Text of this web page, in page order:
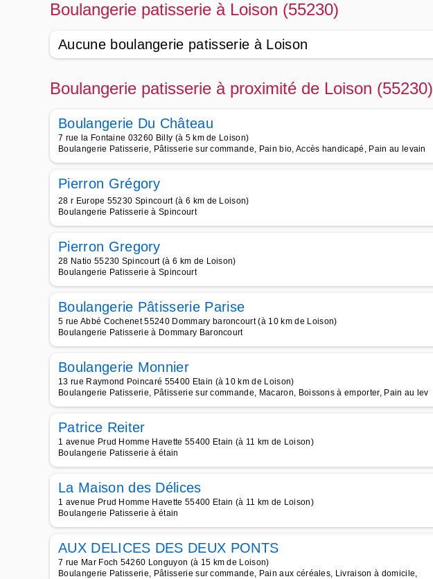
Boulangerie patisserie à Loison (55230)
Aucune boulangerie patisserie à Loison
Boulangerie patisserie à proximité de Loison (55230)
Boulangerie Du Château
7 rue la Fontaine 03260 Billy (à 5 km de Loison)
Boulangerie Patisserie, Pâtisserie sur commande, Pain bio, Accès handicapé, Pain au levain
Pierron Grégory
28 r Europe 55230 Spincourt (à 6 km de Loison)
Boulangerie Patisserie à Spincourt
Pierron Gregory
28 Natio 55230 Spincourt (à 6 km de Loison)
Boulangerie Patisserie à Spincourt
Boulangerie Pâtisserie Parise
5 rue Abbé Cochenet 55240 Dommary baroncourt (à 10 km de Loison)
Boulangerie Patisserie à Dommary Baroncourt
Boulangerie Monnier
13 rue Raymond Poincaré 55400 Etain (à 10 km de Loison)
Boulangerie Patisserie, Pâtisserie sur commande, Macaron, Boissons à emporter, Pain au lev
Patrice Reiter
1 avenue Prud Homme Havette 55400 Etain (à 11 km de Loison)
Boulangerie Patisserie à étain
La Maison des Délices
1 avenue Prud Homme Havette 55400 Etain (à 11 km de Loison)
Boulangerie Patisserie à étain
AUX DELICES DES DEUX PONTS
7 rue Mar Foch 54260 Longuyon (à 15 km de Loison)
Boulangerie Patisserie, Pâtisserie sur commande, Pain aux céréales, Livraison à domicile,